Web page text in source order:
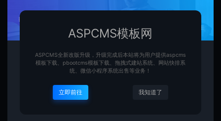
侵权，请联系我们QQ:5247864！核实后我们将会下架！
ASPCMS
Aspcms蓝色五金压铸
ASPCMS模板网
ASPCMS全新改版升级，升级完成后本站将为用户提供aspcms
模板下载、pbootcms模板下载、拖拽式建站系统、网站快排系
统、微信小程序系统出售等业务！
立即前往 我知道了